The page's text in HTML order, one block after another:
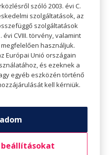
a gyógyszerek és
ragtapaszok,
allergia elleni
zsebkendők
Gondoljuk át
szóló 2003. évi C.
szolgáltatások, az
szolgáltatások
CVIII. törvény, valamint
használjuk.
Európai Unió országain
és ezeknek a
egyéb eszközén történő
kell kérniük.